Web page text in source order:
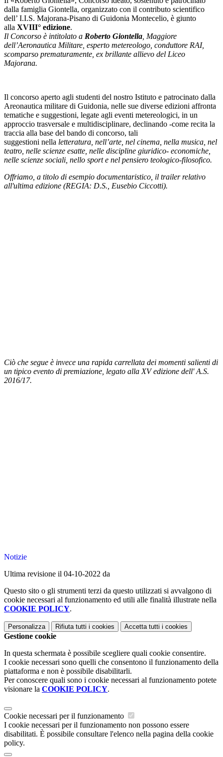
dalla famiglia Giontella, organizzato con il contributo scientifico
dell’ I.I.S. Majorana-Pisano di Guidonia Montecelio, è giunto
alla XVIII° edizione.
Il Concorso è intitolato a Roberto Giontella , Maggiore
dell’Aeronautica Militare, esperto metereologo, conduttore RAI,
scomparso prematuramente, ex brillante allievo del Liceo
Majorana.
Il concorso aperto agli studenti del nostro Istituto e patrocinato dalla
Areonautica militare di Guidonia, nelle sue diverse edizioni affronta
tematiche e suggestioni, legate agli eventi metereologici, in un
approccio trasversale e multidisciplinare, declinando -come recita la
traccia alla base del bando di concorso, tali
suggestioni nella letteratura, nell’arte, nel cinema, nella musica, nel
teatro, nelle scienze esatte, nelle discipline giuridico- economiche,
nelle scienze sociali, nello sport e nel pensiero teologico-filosofico.
Offriamo, a titolo di esempio documentaristico, il trailer relativo
all'ultima edizione (REGIA: D.S., Eusebio Ciccotti).
Ciò che segue è invece una rapida carrellata dei momenti salienti di
un tipico evento di premiazione, legato alla XV edizione dell' A.S.
2016/17.
Notizie
Ultima revisione il 04-10-2022 da
Questo sito o gli strumenti terzi da questo utilizzati si avvalgono di
cookie necessari al funzionamento ed utili alle finalità illustrate nella
COOKIE POLICY.
Personalizza Rifiuta tutti i cookies Accetta tutti i cookies
Gestione cookie
In questa schermata è possibile scegliere quali cookie consentire.
I cookie necessari sono quelli che consentono il funzionamento della
piattaforma e non è possibile disabilitarli.
Per conoscere quali sono i cookie necessari al funzionamento potete
visionare la COOKIE POLICY.
Cookie necessari per il funzionamento
I cookie necessari per il funzionamento non possono essere
disabilitati. È possibile consultare l'elenco nella pagina della cookie
policy.